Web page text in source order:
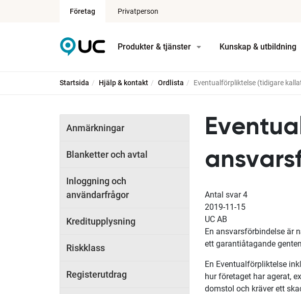
Företag Privatperson
Produkter & tjänster Kunskap & utbildning
Startsida Hjälp & kontakt Ordlista Eventualförpliktelse (tidigare
Anmärkningar
Blanketter och avtal
Inloggning och
användarfrågor
Kreditupplysning
Riskklass
Registerutdrag
Antal svar4
2019-11-15
UC AB
En ansvarsförbindelse är
ett garantiåtagande
En Eventualförpliktelse
hur företaget har agerat,
domstol och kräver ett